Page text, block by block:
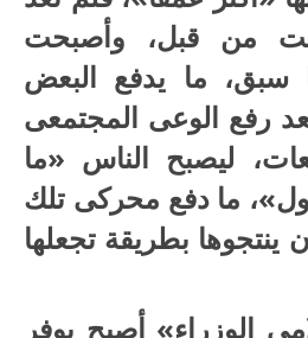
من قبل، وأصبحت
سبق، ما يدفع البعض
رفع الوعى المجتمعى
ليصبح الناس «ما
ما دفع محركى تلك
ينتجوها بطريقة تجعلها
الوزراء» أصبح يوفر